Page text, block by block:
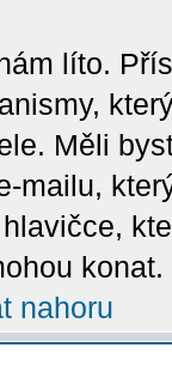
líto.
Měli
mailu,
konat.
nahoru